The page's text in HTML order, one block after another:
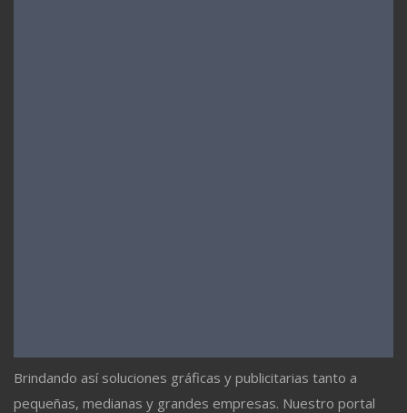
Brindando así soluciones gráficas y publicitarias tanto a
pequeñas, medianas y grandes empresas. Nuestro portal